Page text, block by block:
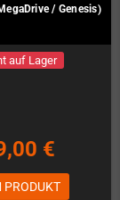
/ Genesis)
auf Lager
€
PRODUKT